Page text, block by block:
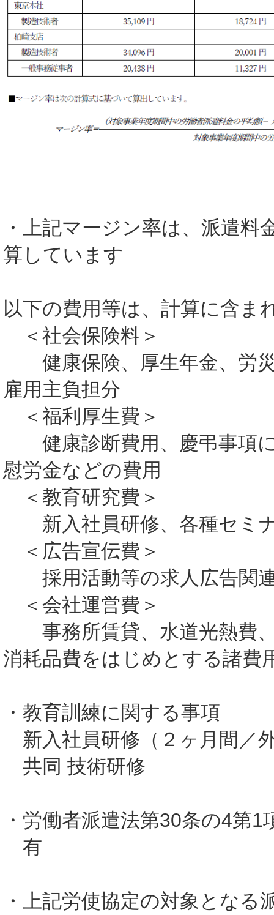
・ 上記マージン率は、派遣料
算しています
以下の費用等は、計算に含ま
＜社会保険料＞
健康保険、厚生年金、労災
雇用主負担分
＜福利厚生費＞
健康診断費用、慶弔事項
慰労金などの費用
＜教育研究費＞
新入社員研修、各種セミナ
＜広告宣伝費＞
採用活動等の求人広告関
＜会社運営費＞
事務所賃貸、水道光熱費、
消耗品費をはじめとする諸費
・教育訓練に関する事項
新入社員研修（２ヶ月間／
共同 技術研修
・労働者派遣法第30条の4第
有
・上記労使協定の対象となる